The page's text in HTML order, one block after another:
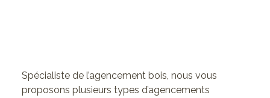
Spécialiste de l’agencement bois, nous vous
proposons plusieurs types d’agencements